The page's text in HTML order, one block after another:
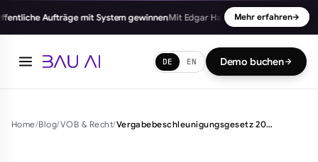
Aufträge mit System gewinnenMit Edgar Haupt 90 Min. Praxiswissen ·
Mehr erfahren→
DE EN Demo buchen
Home/Blog/VOB & Recht/ Vergabebeschleunigungsgesetz 2026: Was sich zum 1. Juli für Bauunternehmen ändert